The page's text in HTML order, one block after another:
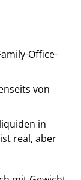
Office-
von
in
real, aber